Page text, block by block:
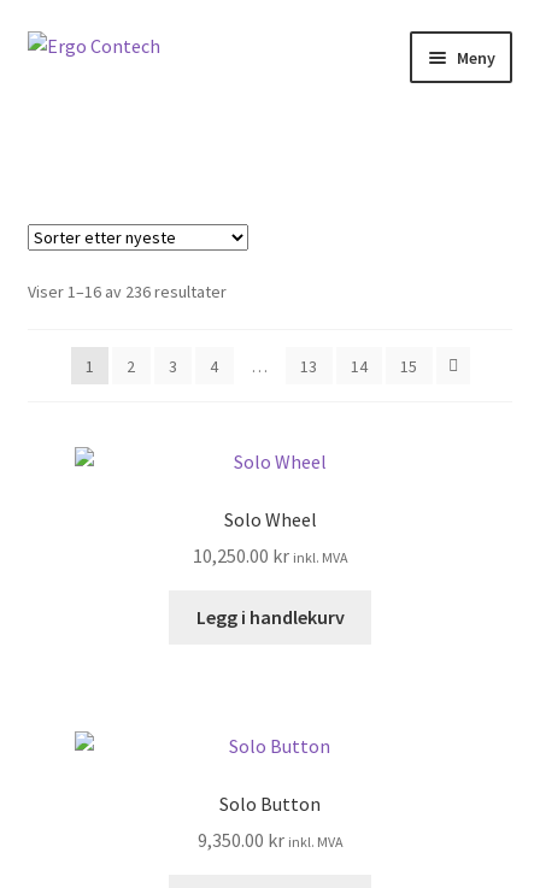
innholdet
Hopp
Hopp
Meny
Kommunikasjon
Gaming
Viser 1–16 av 236 resultaterSortert
1
2 3 4 … 13 14 15
Solo Wheel
10,250.00 kr inkl. MVA
Legg i handlekurv
Solo Button
9,350.00 kr inkl. MVA